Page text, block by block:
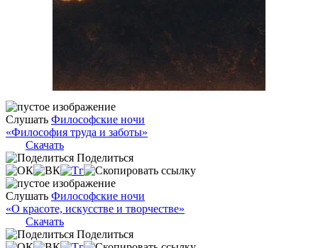
Слушать Философские ночи
«Философия труда и заботы»
Скачать
Поделиться
Слушать Философские ночи
«О красоте, искусстве и творчестве»
Скачать
Поделиться